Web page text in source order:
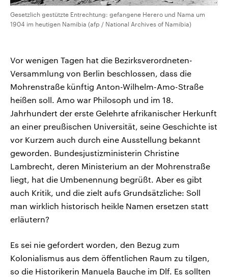
Gesetzlich gestützte Entrechtung: gefangene Herero und Nama um
1904 im heutigen Namibia (afp / National Archives of Namibia)
Vor wenigen Tagen hat die Bezirksverordneten-
Versammlung von Berlin beschlossen, dass die
Mohrenstraße künftig Anton-Wilhelm-Amo-Straße
heißen soll. Amo war Philosoph und im 18.
Jahrhundert der erste Gelehrte afrikanischer Herkunft
an einer preußischen Universität, seine Geschichte ist
vor Kurzem auch durch eine Ausstellung bekannt
geworden. Bundesjustizministerin Christine
Lambrecht, deren Ministerium an der Mohrenstraße
liegt, hat die Umbenennung begrüßt. Aber es gibt
auch Kritik, und die zielt aufs Grundsätzliche: Soll
man wirklich historisch heikle Namen ersetzen statt
erläutern?
Es sei nie gefordert worden, den Bezug zum
Kolonialismus aus dem öffentlichen Raum zu tilgen,
so die Historikerin Manuela Bauche im Dlf. Es sollten